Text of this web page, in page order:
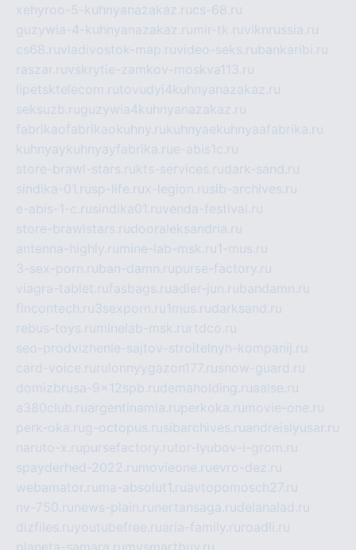
xehyroo-5-kuhnyanazakaz.rucs-68.ru
guzywia-4-kuhnyanazakaz.ru mir-tk.ruvlknrussia.ru
cs68.ruvladivostok-map.ruvideo-seks.rubankaribi.ru
raszar.ruvskrytie-zamkov-moskva113.ru
lipetsktelecom.rutovudyi4kuhnyanazakaz.ru
seksuzb.ruguzywia4kuhnyanazakaz.ru
fabrikaofabrikaokuhny.rukuhnyaekuhnyaafabrika.ru
kuhnyaykuhnyayfabrika.rue-abis1c.ru
store-brawl-stars.rukts-services.rudark-sand.ru
sindika-01.rusp-life.rux-legion.rusib-archives.ru
e-abis-1-c.rusindika01.ruvenda-festival.ru
store-brawlstars.rudooraleksandria.ru
antenna-highly.ru mine-lab-msk.ru1-mus.ru
3-sex-porn.ruban-damn.rupurse-factory.ru
viagra-tablet.rufasbags.ruadler-jun.rubandamn.ru
fincontech.ru3sexporn.ru1mus.rudarksand.ru
rebus-toys.ru minelab-msk.ru rtdco.ru
seo-prodvizhenie-sajtov-stroitelnyh-kompanij.ru
card-voice.ru rulonnyygazon177.rusnow-guard.ru
domizbrusa-9x12spb.rudemaholding.ruaalse.ru
a380club.ruargentinamia.ruperkoka.ru movie-one.ru
perk-oka.rug-octopus.rusibarchives.ruandreislyusar.ru
naruto-x.rupursefactory.rutor-lyubov-i-grom.ru
spayderhed-2022.ru movieone.ruevro-dez.ru
webamator.ru ma-absolut1.ruavtopomosch27.ru
nv-750.ru news-plain.ru nertansaga.rudelanalad.ru
dizfiles.ruyoutubefree.ruaria-family.ru roadli.ru